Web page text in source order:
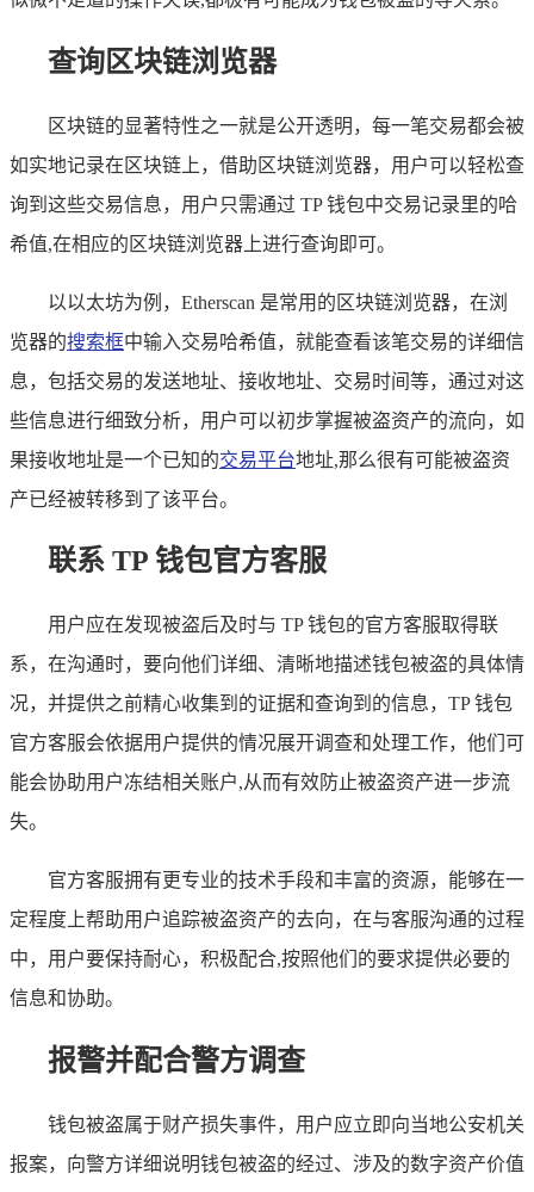
查询区块链浏览器
区块链的显著特性之一就是公开透明，每一笔交易都会被
如实地记录在区块链上，借助区块链浏览器，用户可以轻松查
询到这些交易信息，用户只需通过 TP 钱包中交易记录里的哈
希值,在相应的区块链浏览器上进行查询即可。
以以太坊为例，Etherscan 是常用的区块链浏览器，在浏
览器的搜索框中输入交易哈希值，就能查看该笔交易的详细信
息，包括交易的发送地址、接收地址、交易时间等，通过对这
些信息进行细致分析，用户可以初步掌握被盗资产的流向，如
果接收地址是一个已知的交易平台地址,那么很有可能被盗资
产已经被转移到了该平台。
联系 TP 钱包官方客服
用户应在发现被盗后及时与 TP 钱包的官方客服取得联
系，在沟通时，要向他们详细、清晰地描述钱包被盗的具体情
况，并提供之前精心收集到的证据和查询到的信息，TP 钱包
官方客服会依据用户提供的情况展开调查和处理工作，他们可
能会协助用户冻结相关账户,从而有效防止被盗资产进一步流
失。
官方客服拥有更专业的技术手段和丰富的资源，能够在一
定程度上帮助用户追踪被盗资产的去向，在与客服沟通的过程
中，用户要保持耐心，积极配合,按照他们的要求提供必要的
信息和协助。
报警并配合警方调查
钱包被盗属于财产损失事件，用户应立即向当地公安机关
报案，向警方详细说明钱包被盗的经过、涉及的数字资产价值